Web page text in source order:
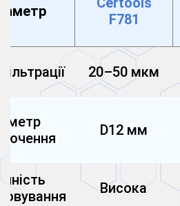
F781
20–50 мкм
D12 мм
Висока